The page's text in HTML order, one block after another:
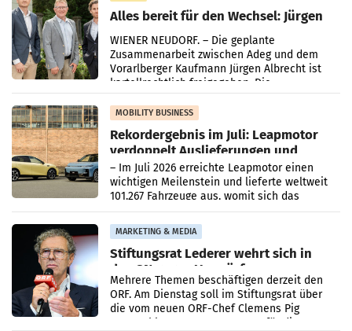
Alles bereit für den Wechsel: Jürgen
Albrecht setzt ab 1.1.2027 auf Adeg
WIENER NEUDORF. – Die geplante
Zusammenarbeit zwischen Adeg und dem
Vorarlberger Kaufmann Jürgen Albrecht ist
kartellrechtlich freigegeben: Die
Bundeswettbewerbsbehörde und der
Bundeskartellanwalt
MOBILITY BUSINESS
Rekordergebnis im Juli: Leapmotor
verdoppelt Auslieferungen und
überschreitet die 100.000er-Marke
– Im Juli 2026 erreichte Leapmotor einen
wichtigen Meilenstein und lieferte weltweit
101.267 Fahrzeuge aus, womit sich das
Ergebnis gegenüber Juli 2025 mehr als
verdoppelte (+102
MARKETING & MEDIA
Stiftungsrat Lederer wehrt sich in
den SN gegen Vorwürfe
Mehrere Themen beschäftigen derzeit den
ORF. Am Dienstag soll im Stiftungsrat über
die vom neuen ORF-Chef Clemens Pig
vorgeschlagenen Besetzungen für die